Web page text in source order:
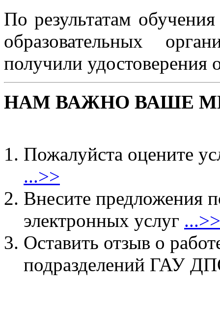
По результатам
образовательных
получили
НАМ ВАЖНО ВАШЕ
Пожалуйста оцените
...>>
Внесите предложения
электронных услуг ...>>
Оставить отзыв о
подразделений ГАУ